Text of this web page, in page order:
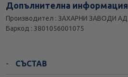
Допълнителна информация
Производител : ЗАХАРНИ ЗАВОДИ АД
Баркод : 3801056001075
СЪСТАВ